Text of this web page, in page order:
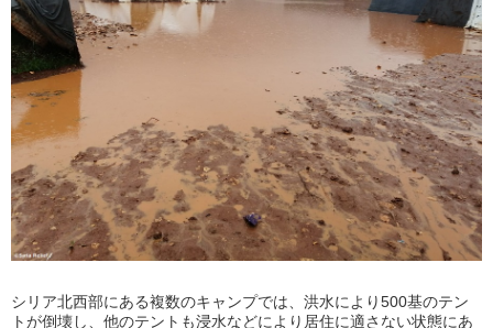
シリア北西部にある複数のキャンプでは、洪水により500基のテン
トが倒壊し、他のテントも浸水などにより居住に適さない状態にあ